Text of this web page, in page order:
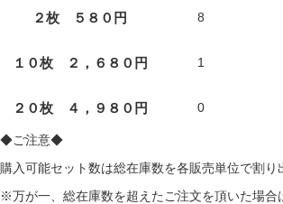
２枚 ５８０円 8
１０枚 ２，６８０円 1
２０枚 ４，９８０円 0
◆ご注意◆
購入可能セット数は総在庫数を各販売単位で割り
※万が一、総在庫数を超えたご注文を頂いた場合